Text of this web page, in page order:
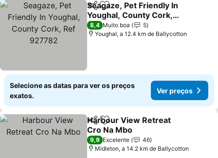
PartilharAdicionar aos favoritos
Seagaze, Pet Friendly In
Youghal, County Cork,
Ref 927782
Ver preços
8,4 Muito boa
5
Youghal, a 12.4 km de Ballycotton
Selecione as datas para ver os preços
exatos.
Ver preços
PartilharAdicionar aos favoritos
Harbour View Retreat
Cro Na Mbo
Ver preços
9,9 Excelente
46
Midleton, a 14.2 km de Ballycotton